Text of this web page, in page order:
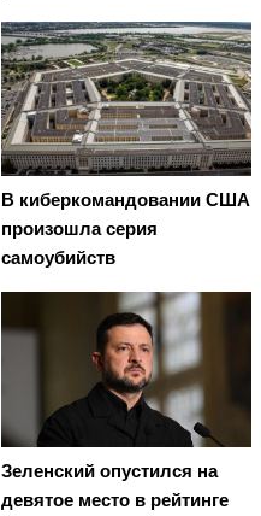
В киберкомандовании США
произошла серия
самоубийств
Зеленский опустился на
девятое место в рейтинге